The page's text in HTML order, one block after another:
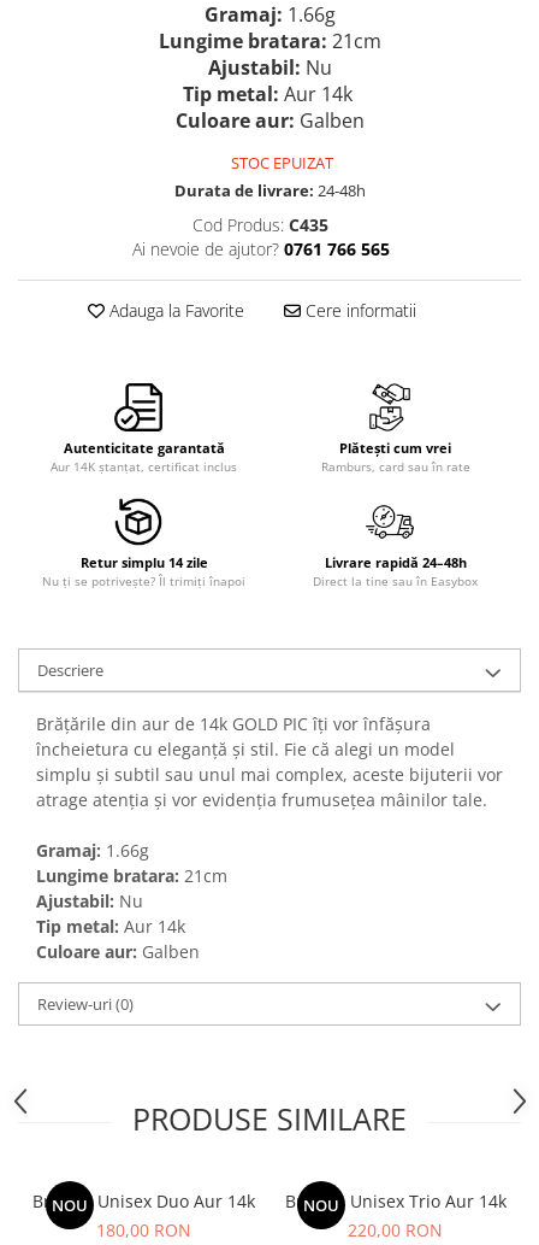
Gramaj: 1.66g
Lungime bratara: 21cm
Ajustabil: Nu
Tip metal: Aur 14k
Culoare aur: Galben
STOC EPUIZAT
Durata de livrare: 24-48h
Cod Produs: C435
Ai nevoie de ajutor? 0761 766 565
Adauga la Favorite Cere informatii
Autenticitate garantată
Aur 14K ștanțat, certificat inclus
Plătești cum vrei
Ramburs, card sau în rate
Retur simplu 14 zile
Nu ți se potrivește? Îl trimiți înapoi
Livrare rapidă 24–48h
Direct la tine sau în Easybox
Descriere
Brățările din aur de 14k GOLD PIC îți vor înfășura
încheietura cu eleganță și stil. Fie că alegi un model
simplu și subtil sau unul mai complex, aceste bijuterii vor
atrage atenția și vor evidenția frumusețea mâinilor tale.
Gramaj: 1.66g
Lungime bratara: 21cm
Ajustabil: Nu
Tip metal: Aur 14k
Culoare aur: Galben
Review-uri(0)
PRODUSE SIMILARE
NOU
Bratara Unisex Duo Aur 14k
180,00 RON
NOU
Bratara Unisex Trio Aur 14k
220,00 RON